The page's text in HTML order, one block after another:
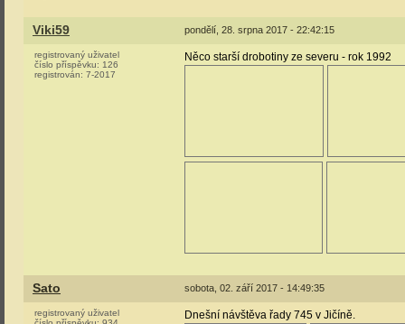
Viki59 pondělí, 28. srpna 2017 - 22:42:15
registrovaný uživatel
číslo příspěvku: 126
registrován: 7-2017
Něco starší drobotiny ze severu - rok 1992
Sato sobota, 02. září 2017 - 14:49:35
registrovaný uživatel
Dnešní návštěva řady 745 v Jičíně.